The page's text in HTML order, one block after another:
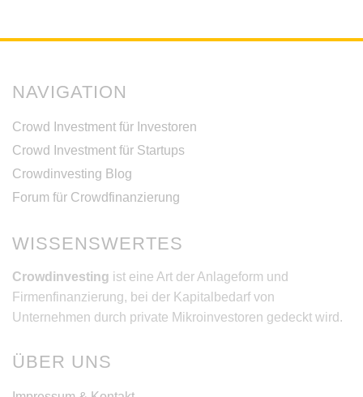
NAVIGATION
Crowd Investment für Investoren
Crowd Investment für Startups
Crowdinvesting Blog
Forum für Crowdfinanzierung
WISSENSWERTES
Crowdinvesting ist eine Art der Anlageform und
Firmenfinanzierung, bei der Kapitalbedarf von
Unternehmen durch private Mikroinvestoren gedeckt wird.
ÜBER UNS